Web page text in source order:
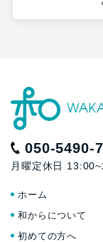
050-5490-
月曜定休日
ホーム
和からについて
初めての方へ